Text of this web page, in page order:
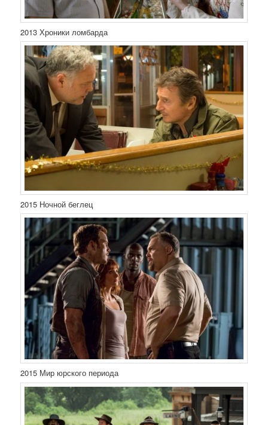
2013 Хроники ломбарда
2015 Ночной беглец
2015 Мир юрского периода